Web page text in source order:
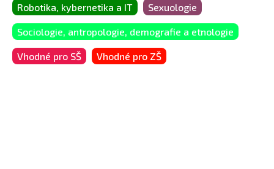
Robotika, kybernetika a IT Sexuologie
Sociologie, antropologie, demografie a etnologie
Vhodné pro SŠ Vhodné pro ZŠ